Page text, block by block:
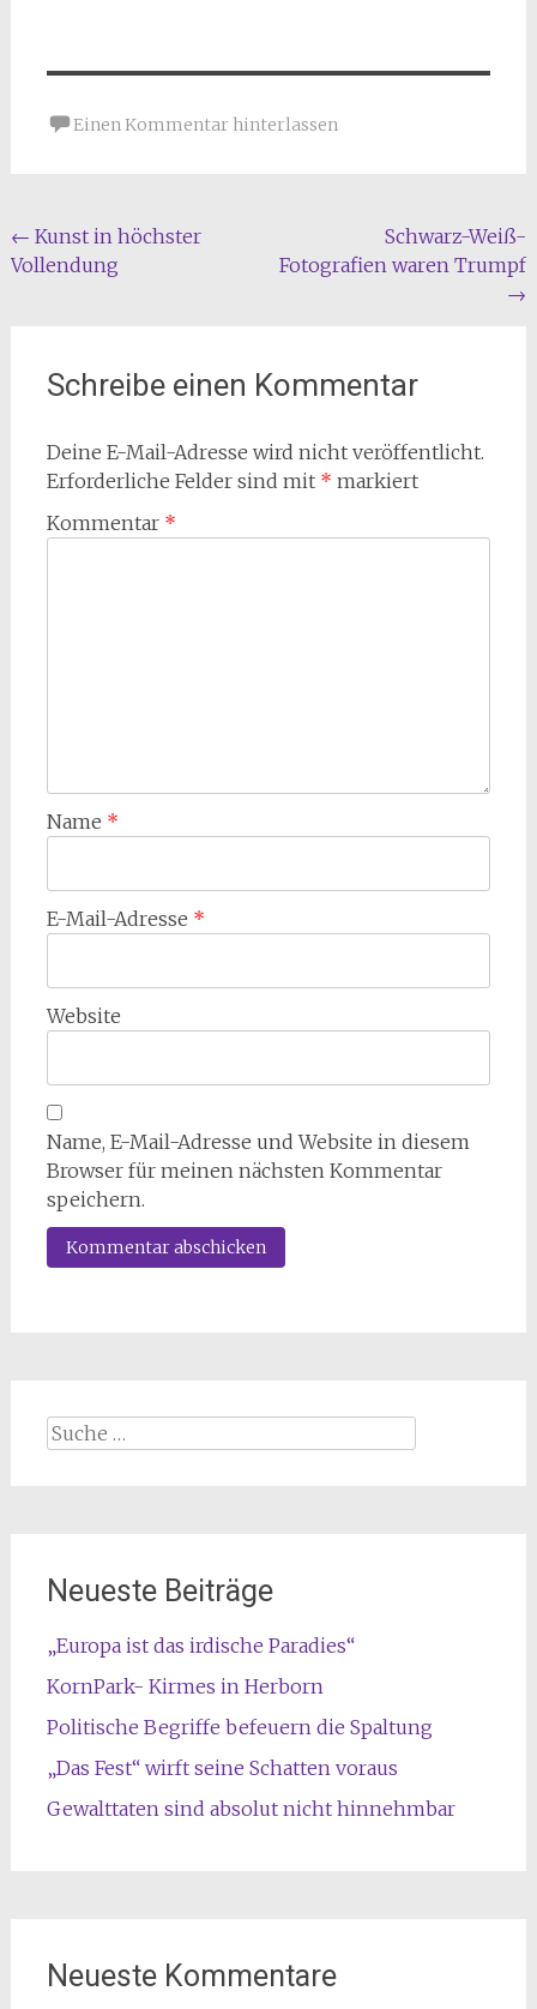
Einen Kommentar hinterlassen
Beitragsnavigation
← Kunst in höchster
Vollendung
Schwarz-Weiß-
Fotografien waren Trumpf
→
Schreibe einen Kommentar
Deine E-Mail-Adresse wird nicht veröffentlicht.
Erforderliche Felder sind mit * markiert
Kommentar *
Name *
E-Mail-Adresse *
Website
Name, E-Mail-Adresse und Website in diesem
Browser für meinen nächsten Kommentar
speichern.
Suche
Neueste Beiträge
„Europa ist das irdische Paradies“
KornPark- Kirmes in Herborn
Politische Begriffe befeuern die Spaltung
„Das Fest“ wirft seine Schatten voraus
Gewalttaten sind absolut nicht hinnehmbar
Neueste Kommentare